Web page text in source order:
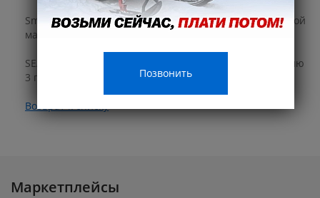
Smarine shop является официальным дилером торговой
марки.
SEANOVO предоставляет гарантию на свою продукцию
3 года.
Возврат к списку
Маркетплейсы
Позвонить